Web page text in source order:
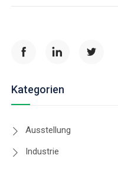
Kategorien
Ausstellung
Industrie